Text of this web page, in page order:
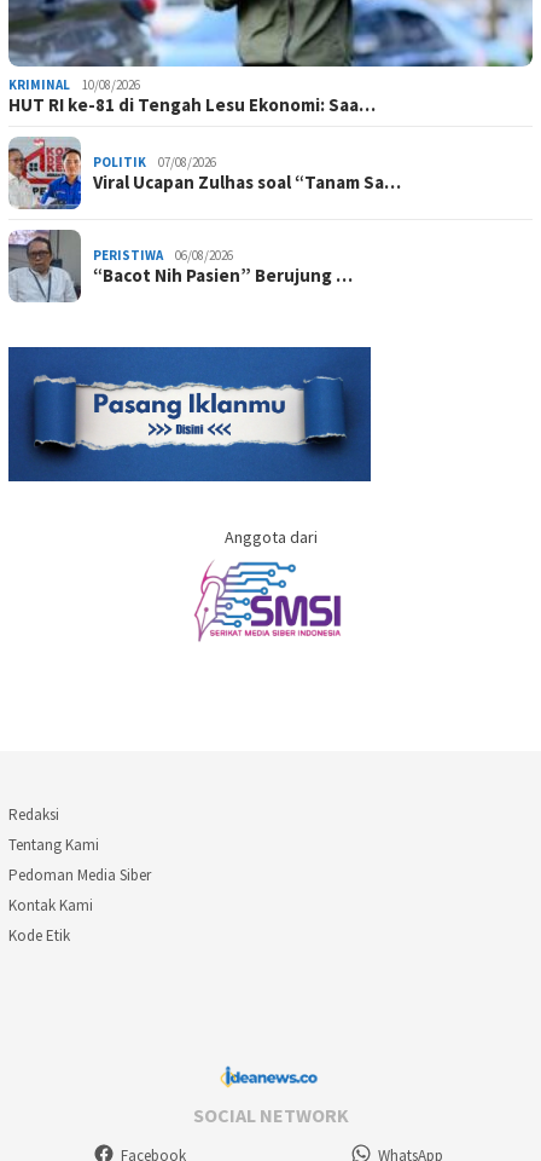
KRIMINAL 10/08/2026
HUT RI ke-81 di Tengah Lesu Ekonomi: Saa…
POLITIK 07/08/2026
Viral Ucapan Zulhas soal “Tanam Sa…
PERISTIWA 06/08/2026
“Bacot Nih Pasien” Berujung …
Anggota dari
Redaksi
Tentang Kami
Pedoman Media Siber
Kontak Kami
Kode Etik
SOCIAL NETWORK
Facebook WhatsApp